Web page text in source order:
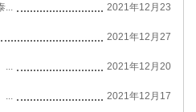
2021年12月23
2021年12月27
2021年12月20
2021年12月17